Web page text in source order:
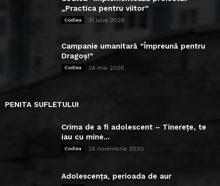
„Practica pentru viitor”
Codlea 31 iulie 2026
Campanie umanitară ”Împreună pentru
Dragoș!”
Codlea 24 mai 2026
PENITA SUFLETULUI
Crima de a fi adolescent – Tinerețe, te
iau cu mine...
Codlea 24 noiembrie 2020
Adolescența, perioada de aur